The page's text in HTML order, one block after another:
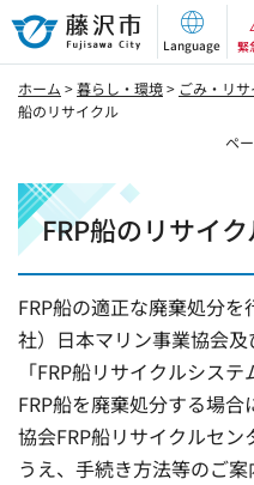
藤沢市
Language 緊
ホーム >暮らし・環境> ごみ・リ
船のリサイクル
ペ
FRP船のリサイク
FRP船の適正な廃棄処分
社）日本マリン事業協会
「FRP船リサイクルシス
FRP船を廃棄処分する場
協会FRP船リサイクルセ
うえ、手続き方法等のご